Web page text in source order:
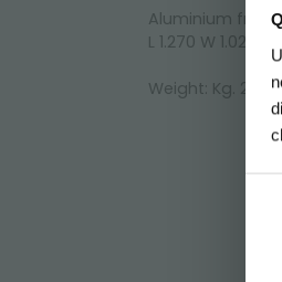
Aluminium
L 1.270 W 1.020 H
Weight: Kg. 20 -